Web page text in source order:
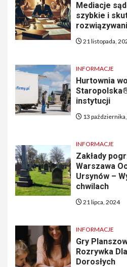
Mediacje
szybkie i
21 listopada,
INFORMACJE
Hurtownia
instytucji
13
INFORMACJE
Zakłady
Warszawa
Ursynów –
chwilach
21 lipca, 2024
INFORMACJE
Gry
Rozrywka
Dorosłych